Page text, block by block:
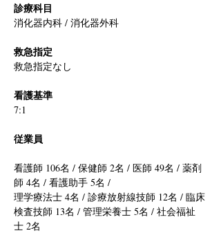
診療科目
消化器内科 / 消化器外科
救急指定
救急指定なし
看護基準
7:1
従業員
看護師 106名 / 保健師 2名 / 医師 49名 / 薬剤
師 4名 / 看護助手 5名 /
理学療法士 4名 / 診療放射線技師 12名 / 臨床
検査技師 13名 / 管理栄養士 5名 / 社会福祉
士 2名